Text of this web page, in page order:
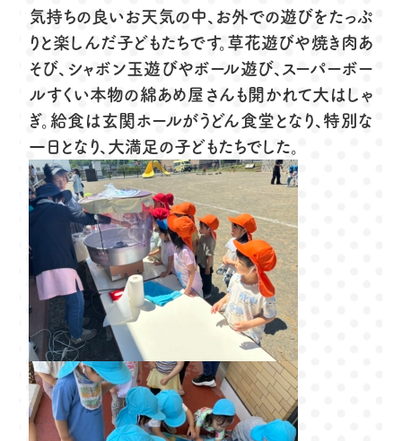
気持ちの良いお天気の中、お外での遊びをたっぷ
りと楽しんだ子どもたちです。草花遊びや焼き肉あ
そび、シャボン玉遊びやボール遊び、スーパーボー
ルすくい本物の綿あめ屋さんも開かれて大はしゃ
ぎ。給食は玄関ホールがうどん食堂となり、特別な
一日となり、大満足の子どもたちでした。